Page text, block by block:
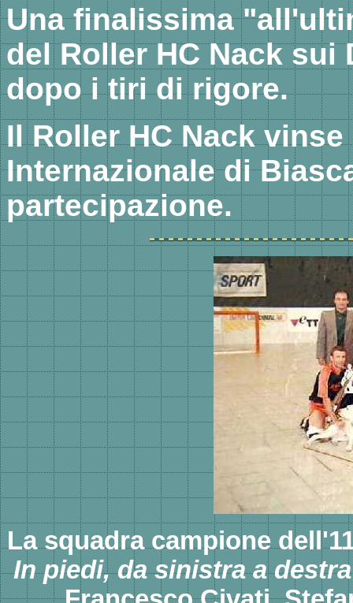
Una finalissima
del Roller HC Nack sui
dopo i tiri di rigore.
Il Roller HC Nack
Internazionale di
partecipazione.
La squadra campione
In piedi, da sinistra a destra